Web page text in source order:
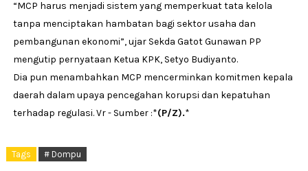
“MCP harus menjadi sistem yang memperkuat tata kelola
tanpa menciptakan hambatan bagi sektor usaha dan
pembangunan ekonomi”, ujar Sekda Gatot Gunawan PP
mengutip pernyataan Ketua KPK, Setyo Budiyanto.
Dia pun menambahkan MCP mencerminkan komitmen kepala
daerah dalam upaya pencegahan korupsi dan kepatuhan
terhadap regulasi. Vr - Sumber :*(P/Z).*
Tags # Dompu